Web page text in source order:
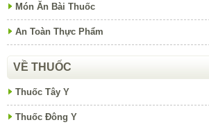
Món Ăn Bài Thuốc
An Toàn Thực Phẩm
VỀ THUỐC
Thuốc Tây Y
Thuốc Đông Y